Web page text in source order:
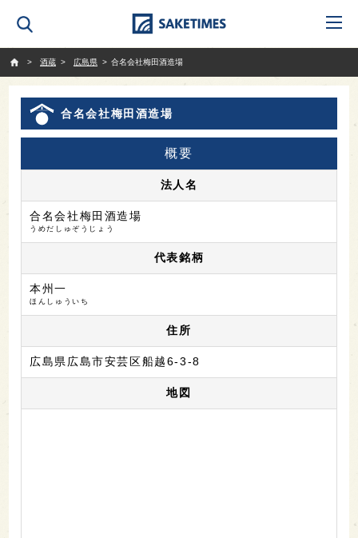
酒蔵
広島県 合名会社梅田酒造場
合名会社梅田酒造場
概要
法人名
合名会社梅田酒造場
うめだしゅぞうじょう
代表銘柄
本州一
ほんしゅういち
住所
広島県広島市安芸区船越6-3-8
地図